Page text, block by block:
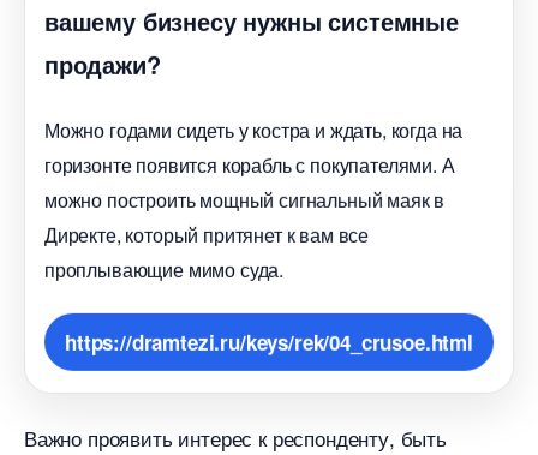
ашему бизнесу нужны системные
продажи?
Можно годами сидеть у костра и ждать, когда на
оризонте появится корабль с покупателями. А
можно построить мощный сигнальный маяк
Директе, который притянет к вам все
проплывающие мимо суда.
https://dramtezi.ru/keys/rek/04_crusoe.html
ажно проявить интерес к респонденту, быть